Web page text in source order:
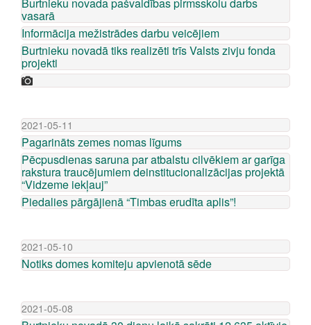
vasarā
Informācija mežistrādes darbu veicējiem
Burtnieku novadā tiks realizēti trīs Valsts zivju fonda
projekti
2021-05-11
Pagarināts zemes nomas līgums
Pēcpusdienas saruna par atbalstu cilvēkiem ar garīga
rakstura traucējumiem deinstitucionalizācijas projektā
“Vidzeme iekļauj”
Piedalies pārgājienā “Timbas erudīta aplis”!
2021-05-10
Notiks domes komiteju apvienotā sēde
2021-05-08